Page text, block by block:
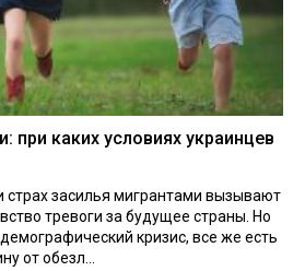
при каких условиях украинцев
страх засилья мигрантами вызывают
тревоги за будущее страны. Но
кризис, все же есть
от обезл...